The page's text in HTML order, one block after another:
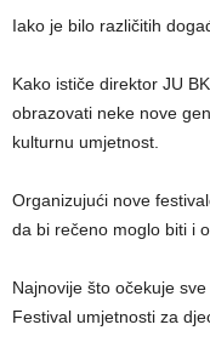
Iako je bilo različitih
Kako ističe direktor JU
obrazovati neke nove
kulturnu umjetnost.
Organizujući nove
da bi rečeno moglo biti i
Najnovije što očekuje
Festival umjetnosti za